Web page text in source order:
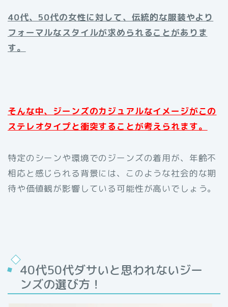
40代、50代の女性に対して、伝統的な服装やより
フォーマルなスタイルが求められることがありま
す。
そんな中、ジーンズのカジュアルなイメージがこの
ステレオタイプと衝突することが考えられます。
特定のシーンや環境でのジーンズの着用が、年齢不
相応と感じられる背景には、このような社会的な期
待や価値観が影響している可能性が高いでしょう。
40代50代ダサいと思われないジー
ンズの選び方！